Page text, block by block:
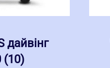
дайвінг
(10)